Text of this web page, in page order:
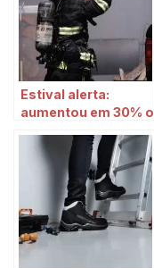
Estival alerta:
aumentou em 30% o
acidentes de
trabalho